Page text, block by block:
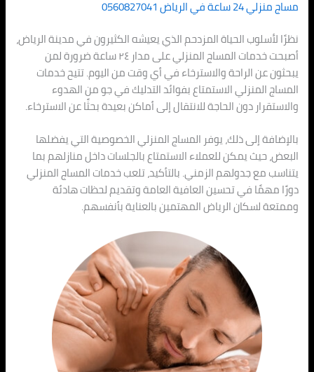
مساج منزلي 24 ساعة في الرياض 0560827041
نظرًا لأسلوب الحياة المزدحم الذي يعيشه الكثيرون في مدينة الرياض،
أصبحت خدمات المساج المنزلي على مدار ٢٤ ساعة ضرورة لمن
يبحثون عن الراحة والاسترخاء في أي وقت من اليوم. تتيح خدمات
المساج المنزلي الاستمتاع بفوائد التدليك في جو من الهدوء
والاستقرار دون الحاجة للانتقال إلى أماكن بعيدة بحثًا عن الاسترخاء.
بالإضافة إلى ذلك، يوفر المساج المنزلي الخصوصية التي يفضلها
البعض، حيث يمكن للعملاء الاستمتاع بالجلسات داخل منازلهم بما
يتناسب مع جدولهم الزمني. بالتأكيد، تلعب خدمات المساج المنزلي
دورًا مهمًا في تحسين العافية العامة وتقديم لحظات هادئة
وممتعة لسكان الرياض المهتمين بالعناية بأنفسهم.